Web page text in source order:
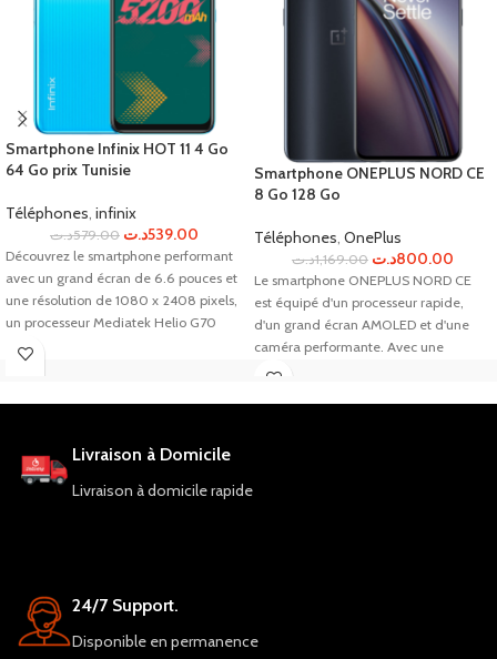
Smartphone Infinix HOT 11 4 Go
64 Go prix Tunisie
Téléphones, infinix
579.00د.ت 539.00د.ت
Découvrez le smartphone performant
avec un grand écran de 6.6 pouces et
une résolution de 1080 x 2408 pixels,
un processeur Mediatek Helio G70
Octa-core, une mémoire RAM de 4
Double SIM, une batterie Li-Po de
5200 mAh, un capteur d'empreinte
digitale et un déverrouillage facial, le
Smartphone ONEPLUS NORD CE
8 Go 128 Go
Téléphones, OnePlus
1,169.00د.ت 800.00د.ت
Le smartphone ONEPLUS NORD CE
est équipé d'un processeur rapide,
d'un grand écran AMOLED et d'une
caméra performante. Avec une
mémoire vive de 8 Go et un stockage
Livraison à Domicile
Livraison à domicile rapide
24/7 Support.
Disponible en permanence